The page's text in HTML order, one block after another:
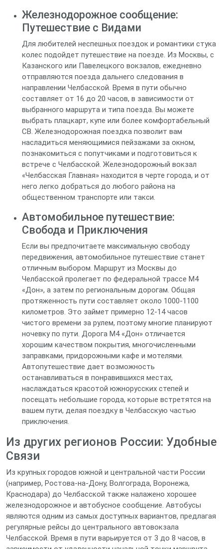
Железнодорожное сообщение:
Путешествие с Видами
Для любителей неспешных поездок и романтики стука
колес подойдет путешествие на поезде. Из Москвы, с
Казанского или Павелецкого вокзалов, ежедневно
отправляются поезда дальнего следования в
направлении Челбасской. Время в пути обычно
составляет от 16 до 20 часов, в зависимости от
выбранного маршрута и типа поезда. Вы можете
выбрать плацкарт, купе или более комфортабельный
СВ. Железнодорожная поездка позволит вам
насладиться меняющимися пейзажами за окном,
познакомиться с попутчиками и подготовиться к
встрече с Челбасской. Железнодорожный вокзал
«Челбасская Главная» находится в черте города, и от
него легко добраться до любого района на
общественном транспорте или такси.
Автомобильное путешествие:
Свобода и Приключения
Если вы предпочитаете максимальную свободу
передвижения, автомобильное путешествие станет
отличным выбором. Маршрут из Москвы до
Челбасской пролегает по федеральной трассе M4
«Дон», а затем по региональным дорогам. Общая
протяженность пути составляет около 1000-1100
километров. Это займет примерно 12-14 часов
чистого времени за рулем, поэтому многие планируют
ночевку по пути. Дорога M4 «Дон» отличается
хорошим качеством покрытия, многочисленными
заправками, придорожными кафе и мотелями.
Автопутешествие дает возможность
останавливаться в понравившихся местах,
наслаждаться красотой южнорусских степей и
посещать небольшие города, которые встретятся на
вашем пути, делая поездку в Челбасскую частью
приключения.
Из других регионов России: Удобные
Связи
Из крупных городов южной и центральной части России
(например, Ростова-на-Дону, Волгограда, Воронежа,
Краснодара) до Челбасской также налажено хорошее
железнодорожное и автобусное сообщение. Автобусы
являются одним из самых доступных вариантов, предлагая
регулярные рейсы до центрального автовокзала
Челбасской. Время в пути варьируется от 3 до 8 часов, в